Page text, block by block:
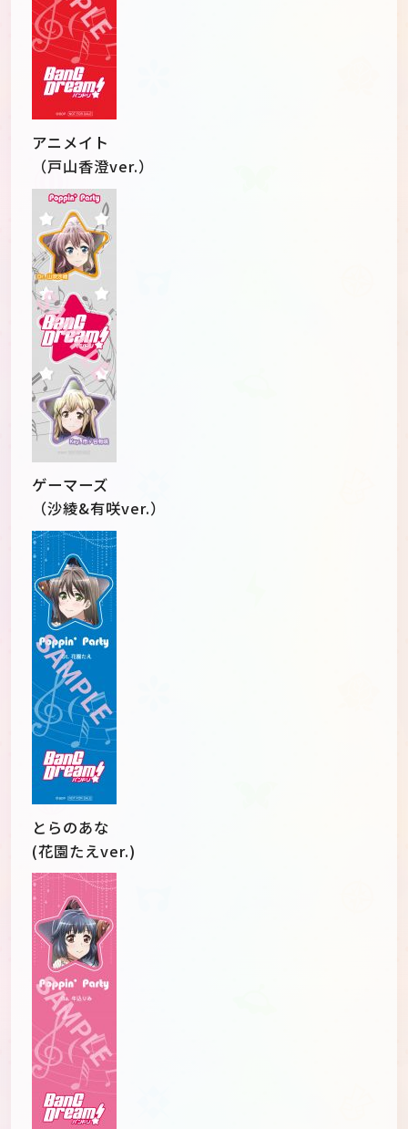
アニメイト
（戸山香澄ver.）
ゲーマーズ
（沙綾&有咲ver.）
とらのあな
(花園たえver.)